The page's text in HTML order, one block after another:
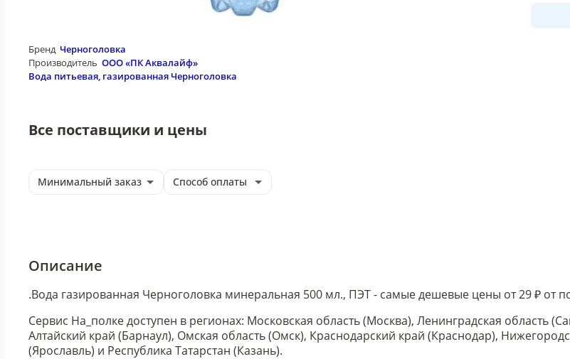
Бренд Черноголовка
Производитель ООО «ПК Аквалайф»
Вода питьевая, газированная Черноголовка
Все поставщики и цены
Минимальный заказ Способ оплаты
Описание
.Вода газированная Черноголовка минеральная 500 мл., ПЭТ - самые дешевые цены от 29 ₽ от
Сервис На_полке доступен в регионах: Московская область (Москва), Ленинградская область
Алтайский край (Барнаул), Омская область (Омск), Краснодарский край (Краснодар),
(Ярославль) и Республика Татарстан (Казань).